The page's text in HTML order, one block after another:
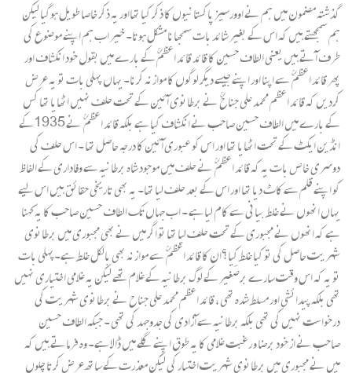
گذشتہ مضمون میں ہم نے اوورسیز پاکستانیوں کا ذکر کیا تھااور یہ ذکر خاصا طویل ہوگیا لیکن
ہم سمجھتے ہیں کہ اس کے بغیر شائد بات سمجھانا مشکل ہوتا۔ خیر اب ہم اپنے موضوع کی
طرف آتے ہیں یعنی الطاف حسین کا قائد قائد اعظمؒ کے بارے میں بقول خود انکشاف اور
پھر قائد اعظم ؒ سے اپنا اور اپنے جیسے دیگر لوگوں کا موازنہ کرنا۔ یہاں پہلی بات تو یہ عرض
کردیں کہ قائد اعظم محمد علی جناحؒ نے برطانوی آئین کے تحت حلف نہیں اٹھایا تھا کس
کے بارے میں الطاف حسین صاحب نے انکشاف کیا ہے بلکہ قائد اعظم ؒ نے 1935کے
انڈین ایکٹ کے تحت اٹھایا تھا اور اس کو عبوری آئین کا درجہ حاصل تھا ۔ اس حلف کی
دوسری خاص بات یہ کہ قائد اعظم ؒ نے حلف میں موجود شاہ برطانیہ سے وفاداری کے الفاظ
کو اپنے قلم سے کاٹ دیا تھا اور اس کے بعد حلف لیا تھا۔ یہ بھی تاریخی حقائق ہیں اس لیے
یہاں انھوں نے غلط بیانی سے کام لیا ہے ۔ اب جہاں تک الطاف حسین صاحب کا یہ کہنا
ہے کہ انھوں نے مجبوری کے تحت حلف لیا تھا تو اگر میں نے بھی مجبوری میں برطانوی
شہریت حاصل کی تو کیا غلط کِیا؟ان کا قائد اعظم ؒ سے موازنہ بھی بالکل غلط ہے۔پہلی بات
تو یہ کہ اس وقت سارے برصغیر کے لوگ برطانیہ کے غلام تھے لیکن یہ غلامی اختیاری نہیں
تھی بلکہ پیدائشی اور مسلط شدہ تھی ، قائد اعظم محمد علی جناح نے برطانوی شہریت کی
درخواست نہیں کی تھی بلکہ برطانیہ سے آزادی کی جدوجہد کی تھی ۔ جبکہ الطاف حسین
صاحب نے از خود برضا و رغبت غلامی کا یہ طوق اپنے گلے میں ڈالا ہے۔ وہ فرماتے ہیں کہ
میں نے مجبوری میں برطانوی شہریت اختیار کی لیکن معذرت کے ساتھ عرض کرتا چلوں